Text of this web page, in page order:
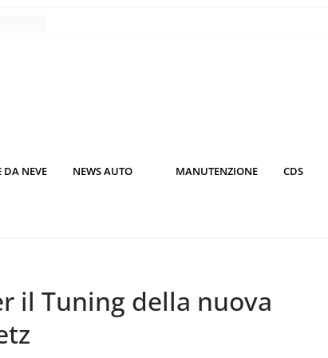
DA NEVE NEWS AUTO MANUTENZIONE CDS
il Tuning della nuova